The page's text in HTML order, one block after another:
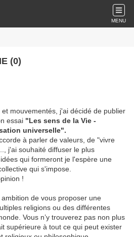
MENU
(0)
mouvementés, j'ai décidé de publier
essai "Les sens de la Vie -
universelle".
à parler de valeurs, de "vivre
j'ai souhaité diffuser le plus
qui formeront je l'espère une
qui s'impose.
!
de vous proposer une
religions ou des différentes
Vous n’y trouverez pas non plus
supérieure à tout ce qui peut exister